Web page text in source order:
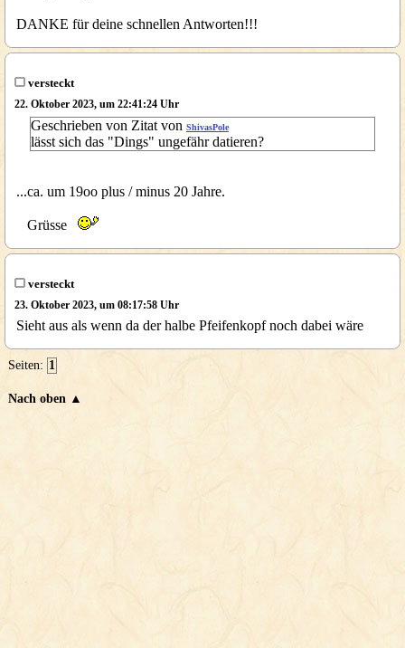
DANKE für deine schnellen Antworten!!!
versteckt
22. Oktober 2023, um 22:41:24 Uhr
Geschrieben von Zitat von ShivasPole
lässt sich das "Dings" ungefähr datieren?
...ca. um 19oo plus / minus 20 Jahre.
Grüsse
versteckt
23. Oktober 2023, um 08:17:58 Uhr
Sieht aus als wenn da der halbe Pfeifenkopf noch dabei wäre
Seiten: 1
Nach oben ▲